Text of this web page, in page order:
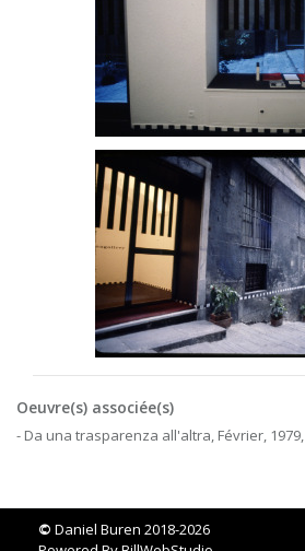
Oeuvre(s) associée(s)
- Da una trasparenza all'altra, Février, 1979,
© Daniel Buren 2018-2026